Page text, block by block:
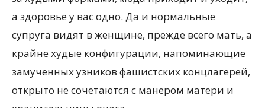
а здоровье у вас одно. Да и нормальные
супруга видят в женщине, прежде всего мать, а
крайне худые конфигурации, напоминающие
замученных узников фашистских концлагерей,
открыто не сочетаются с манером матери и